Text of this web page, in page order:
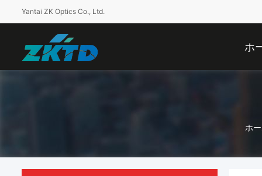
Yantai ZK Optics Co., Ltd.
ホ
ホ